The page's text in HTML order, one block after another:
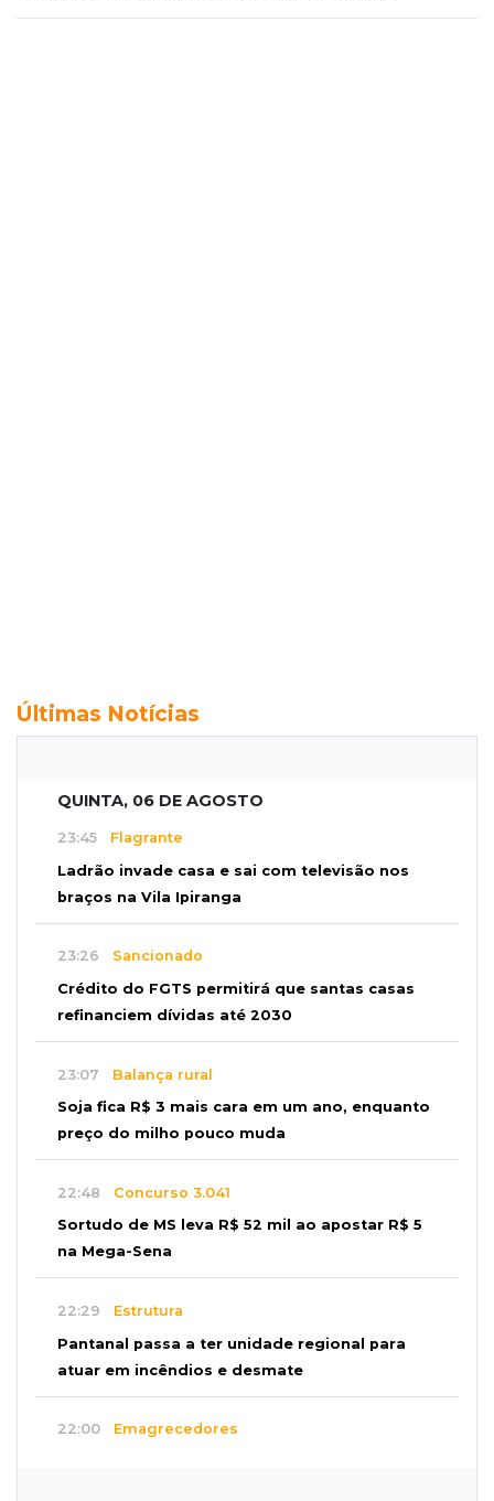
Últimas Notícias
QUINTA, 06 DE AGOSTO
23:45 Flagrante
Ladrão invade casa e sai com televisão nos
braços na Vila Ipiranga
23:26 Sancionado
Crédito do FGTS permitirá que santas casas
refinanciem dívidas até 2030
23:07 Balança rural
Soja fica R$ 3 mais cara em um ano, enquanto
preço do milho pouco muda
22:48 Concurso 3.041
Sortudo de MS leva R$ 52 mil ao apostar R$ 5
na Mega-Sena
22:29 Estrutura
Pantanal passa a ter unidade regional para
atuar em incêndios e desmate
22:00 Emagrecedores